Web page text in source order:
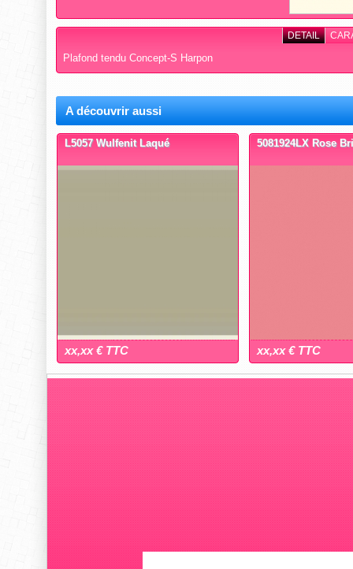
DETAIL
Plafond tendu Concept-S Harpon
A découvrir aussi
L5057 Wulfenit Laqué
xx,xx € TTC
5081924LX Rose
xx,xx € TTC